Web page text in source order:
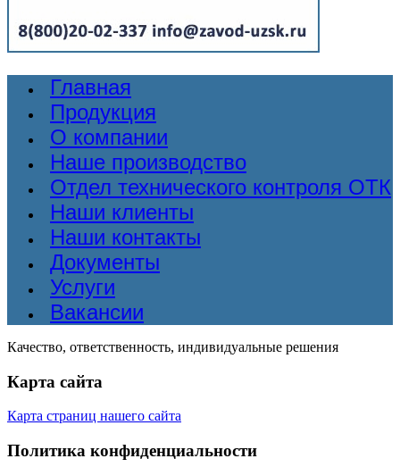
Главная
Продукция
О компании
Наше производство
Отдел технического контроля ОТК
Наши клиенты
Наши контакты
Документы
Услуги
Вакансии
Качество, ответственность, индивидуальные решения
Карта сайта
Карта страниц нашего сайта
Политика конфиденциальности